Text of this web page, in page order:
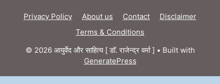
Privacy Policy About us Contact
Disclaimer
Terms & Conditions
© 2026 आयुर्वेद और साहित्य [ डॉ. राजेन्द्र वर्मा ] • Built with
GeneratePress